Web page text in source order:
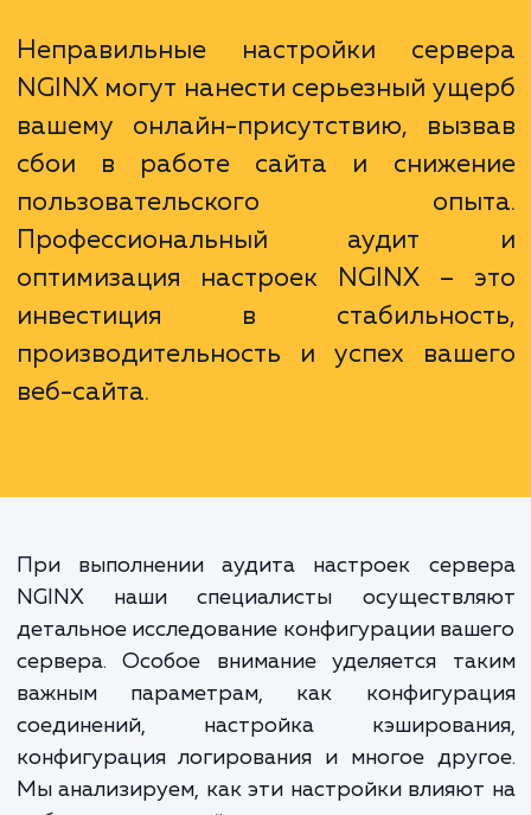
просто технический процесс, это
требующее знаний, опыта и тонкого
Мы обладаем всеми необходимыми
для выполнения этой работы на высшем
Неправильные настройки
NGINX могут нанести серьезный
вашему онлайн-присутствию,
Профессиональный
инвестиция в
производительность и успех
веб-сайта.